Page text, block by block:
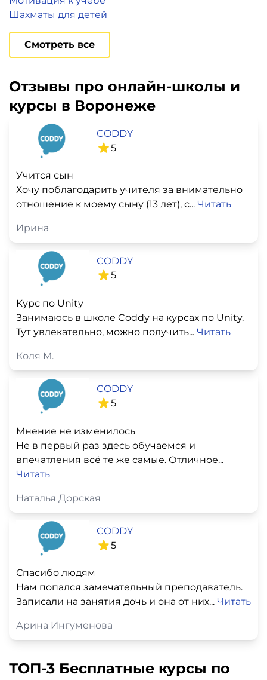
Шахматы для детей
Смотреть все
Отзывы про онлайн-школы и
курсы в Воронеже
CODDY
5
Учится сын
Хочу поблагодарить учителя за внимательно
отношение к моему сыну (13 лет), с... Читать
Ирина
CODDY
5
Курс по Unity
Занимаюсь в школе Coddy на курсах по Unity.
Тут увлекательно, можно получить... Читать
Коля М.
CODDY
5
Мнение не изменилось
Не в первый раз здесь обучаемся и
впечатления всё те же самые. Отличное...
Читать
Наталья Дорская
CODDY
5
Спасибо людям
Нам попался замечательный преподаватель.
Записали на занятия дочь и она от них... Читать
Арина Ингуменова
ТОП-3 Бесплатные курсы по